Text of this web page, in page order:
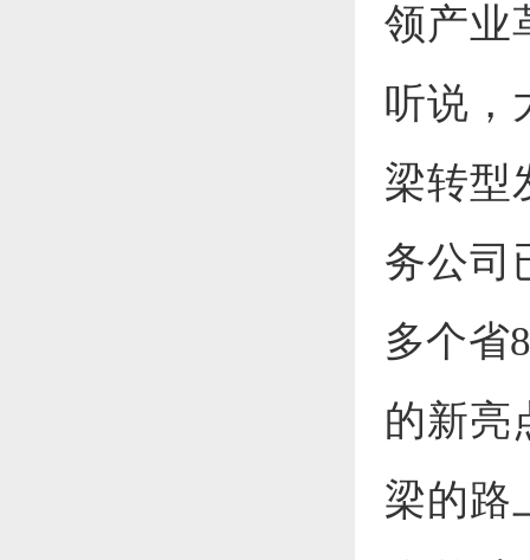
领产业
听说，
梁转型
务公司
多个省
的新亮
梁的路